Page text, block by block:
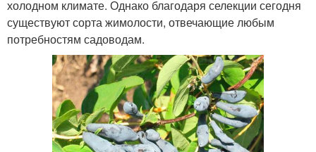
холодном климате. Однако благодаря селекции сегодня
существуют сорта жимолости, отвечающие любым
потребностям садоводам.